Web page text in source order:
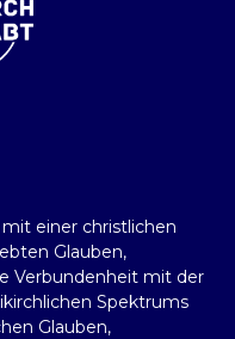
einer christlichen
Glauben,
Verbundenheit mit der
Spektrums
Glauben,